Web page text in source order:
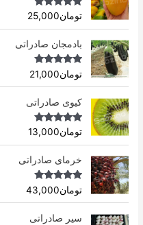
Rated4.96
out of 5
تومان25,000
بادمجان صادراتی
Rated4.75
out of 5
تومان21,000
کیوی صادراتی
Rated4.75
out of 5
تومان13,000
خرمای صادراتی
Rated5.00
out of 5
تومان43,000
سیر صادراتی